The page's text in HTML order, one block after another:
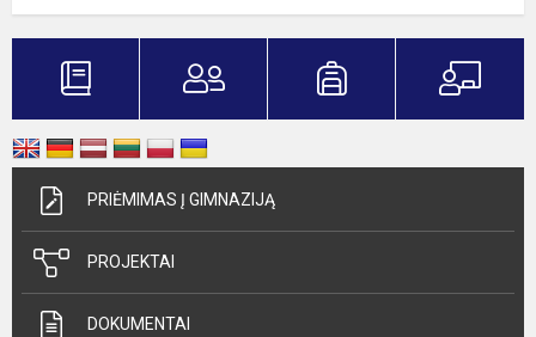
PRIĖMIMAS Į GIMNAZIJĄ
PROJEKTAI
DOKUMENTAI